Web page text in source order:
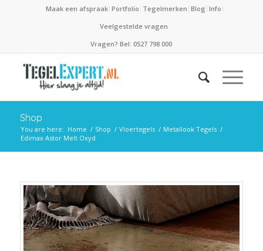
Maak een afspraak Portfolio Tegelmerken Blog Info
Veelgestelde vragen
Vragen? Bel: 0527 798 000
Shop
You are here: Home / Shop / Vloertegels / Metallook Tegels /
Edimax Astor Melt Oxyd